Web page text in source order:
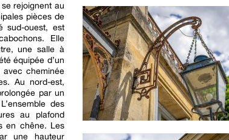
rejoignent au
pièces de
sud-ouest, est
Elle
une salle à
équipée d’un
avec cheminée
Au nord-est,
par un
des
au plafond
en chêne. Les
une hauteur